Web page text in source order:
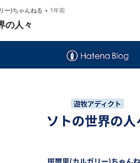
ー)ちゃんねる • 1年前
の人々